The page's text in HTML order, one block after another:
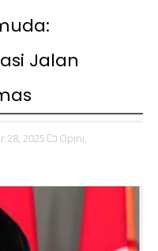
Jalan
28, 2025 Opini,